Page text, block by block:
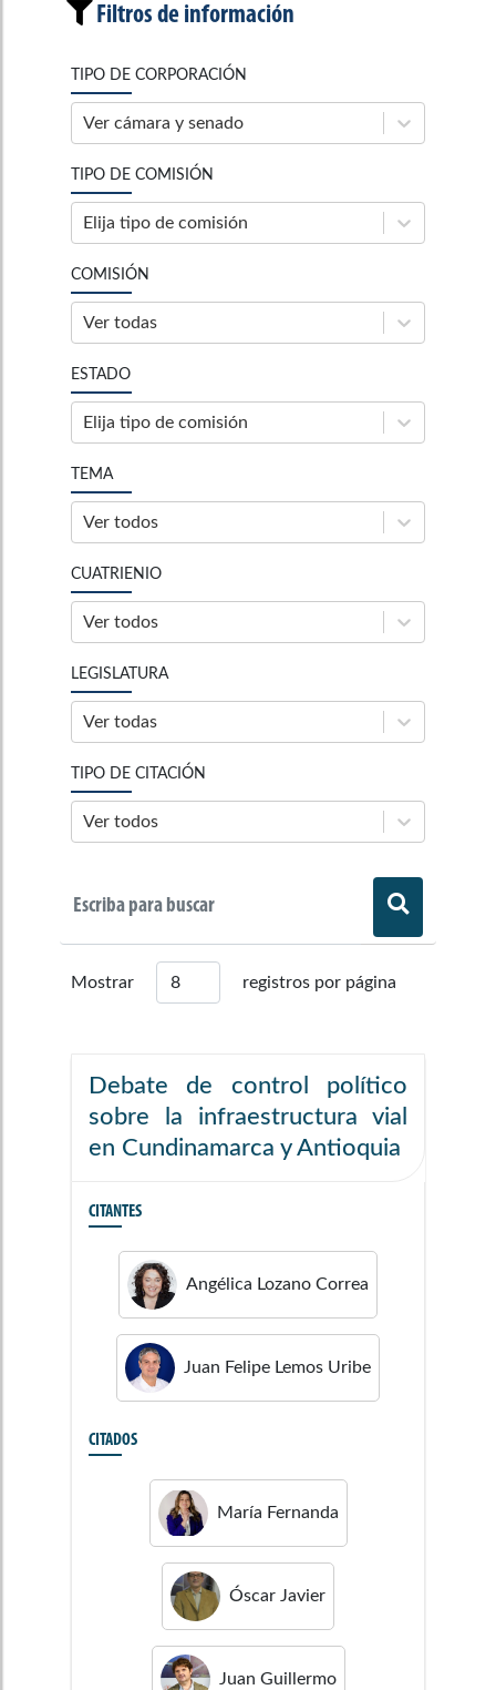
Filtros de información
TIPO DE CORPORACIÓN
Ver cámara y senado
TIPO DE COMISIÓN
Elija tipo de comisión
COMISIÓN
Ver todas
ESTADO
Elija tipo de comisión
TEMA
Ver todos
CUATRIENIO
Ver todos
LEGISLATURA
Ver todas
TIPO DE CITACIÓN
Ver todos
Mostrar registros por página
Debate de control político
sobre la infraestructura vial
en Cundinamarca y Antioquia
CITANTES
Angélica Lozano Correa
Juan Felipe Lemos Uribe
CITADOS
María Fernanda
Óscar Javier
Juan Guillermo